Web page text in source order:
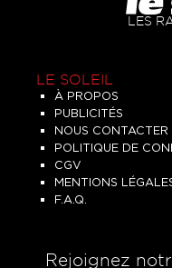
LES
LE SOLEIL
À PROPOS
PUBLICITÉS
NOUS CONTACTER
POLITIQUE DE
CGV
MENTIONS
F.A.Q.
Rejoignez